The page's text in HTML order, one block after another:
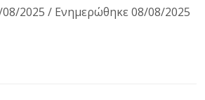
2025 / Ενημερώθηκε 08/08/2025